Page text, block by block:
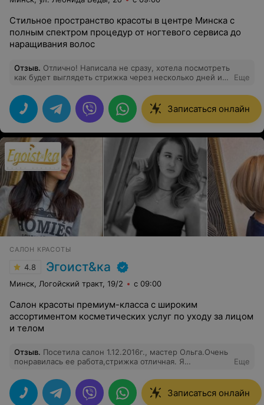
Стильное пространство красоты в центре Минска с
полным спектром процедур от ногтевого сервиса до
наращивания волос
Отзыв. Отлично! Написала не сразу, хотела посмотреть
как будет выглядеть стрижка через несколько дней и
форма и цвет. Спасибо!
Еще
Записаться онлайн
САЛОН КРАСОТЫ
4.8 Эгоист&ка
Минск, Логойский тракт, 19/2 с 09:00
Салон красоты премиум-класса с широким
ассортиментом косметических услуг по уходу за лицом
и телом
Отзыв. Посетила салон 1.12.2016г., мастер Ольга.Очень
понравилась ее работа,стрижка отличная. Я
Еще
Записаться онлайн